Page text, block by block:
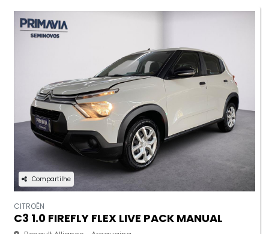
Compartilhe
CITROËN
C3 1.0 FIREFLY FLEX LIVE PACK MANUAL